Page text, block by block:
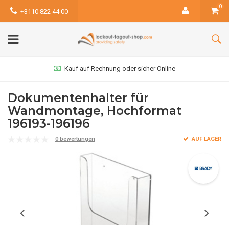
+3110 822 44 00
0
Kauf auf Rechnung oder sicher Online
Dokumentenhalter für
Wandmontage, Hochformat
196193-196196
0 bewertungen AUF LAGER